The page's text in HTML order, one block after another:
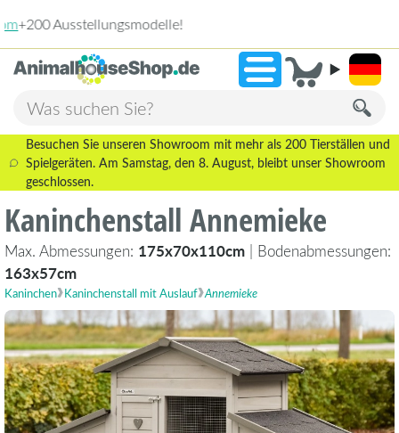
»2.238 Bewertungen!
Besuchen Sie unseren Showroom mit mehr als 200 Tierställen und
Spielgeräten. Am Samstag, den 8. August, bleibt unser Showroom
geschlossen.
Kaninchenstall Annemieke
Max. Abmessungen: 175x70x110cm | Bodenabmessungen:
163x57cm
Kaninchen Kaninchenstall mit Auslauf Annemieke